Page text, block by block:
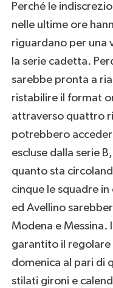
Perché le
nelle ultime ore
riguardano per una
la serie cadetta.
sarebbe pronta a
ristabilire il format
attraverso quattro
potrebbero
escluse dalla serie
quanto sta
cinque le squadre
ed Avellino
Modena e Messina.
garantito il
domenica al pari di
stilati gironi e